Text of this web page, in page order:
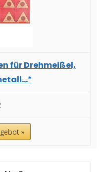
für Drehmeißel,
»